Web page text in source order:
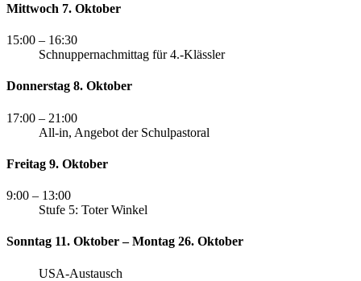
Mittwoch 7. Oktober
15:00 – 16:30
Schnuppernachmittag für 4.-Klässler
Donnerstag 8. Oktober
17:00 – 21:00
All-in, Angebot der Schulpastoral
Freitag 9. Oktober
9:00 – 13:00
Stufe 5: Toter Winkel
Sonntag 11. Oktober – Montag 26. Oktober
USA-Austausch